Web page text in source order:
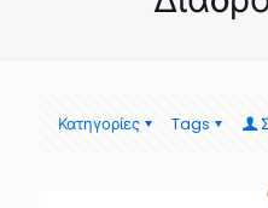
Κατηγορίες Tags